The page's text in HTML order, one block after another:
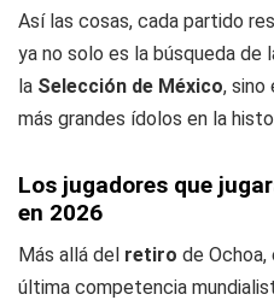
Así las cosas, cada partido
ya no solo es la búsqueda de
la Selección de México, sino
más grandes ídolos en la
Los jugadores que
en 2026
Más allá del retiro de Ochoa,
última competencia